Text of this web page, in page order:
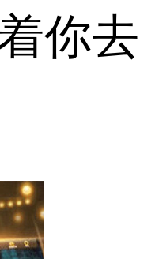
你去